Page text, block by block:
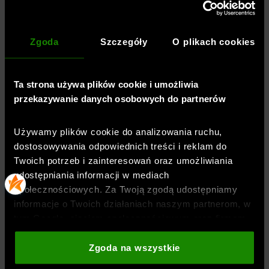
Zgoda Szczegóły O plikach cookies
Ta strona używa plików cookie i umożliwia
przekazywanie danych osobowych do partnerów
Używamy plików cookie do analizowania ruchu,
dostosowywania odpowiednich treści i reklam do
Twoich potrzeb i zainteresowań oraz umożliwiania
udostępniania informacji w mediach
społecznościowych. Za Twoją zgodą udostępniamy
informacje o Twoich działaniach naszym partnerom, w
zajmującym się reklamą i analityką internetową. Nasi
partnerzy mogą łączyć te informacje z innymi, które
podajesz poza tą stroną internetową, a także z
Zgoda na wszystkie
Marka: Under Armour
Styl koszulki:
Dekolt
okrągły
Rękaw:
krótki
Materiał dominujący: bawełna
Materiał główny: 60% bawełna, 40% poliester
Symbol: 1382902-410
DOSTAWA